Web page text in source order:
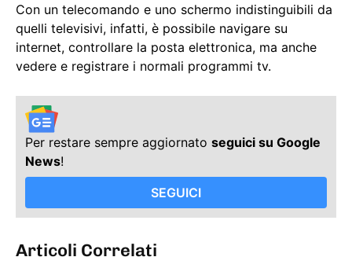
Con un telecomando e uno schermo indistinguibili da
quelli televisivi, infatti, è possibile navigare su
internet, controllare la posta elettronica, ma anche
vedere e registrare i normali programmi tv.
Per restare sempre aggiornato seguici su Google
News!
SEGUICI
Articoli Correlati